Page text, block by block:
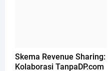
Skema Revenue Sharing:
Kolaborasi TanpaDP.com